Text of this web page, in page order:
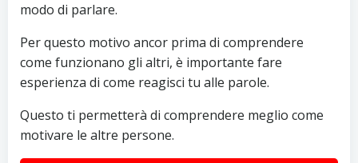
modo di parlare.
Per questo motivo ancor prima di comprendere
come funzionano gli altri, è importante fare
esperienza di come reagisci tu alle parole.
Questo ti permetterà di comprendere meglio come
motivare le altre persone.